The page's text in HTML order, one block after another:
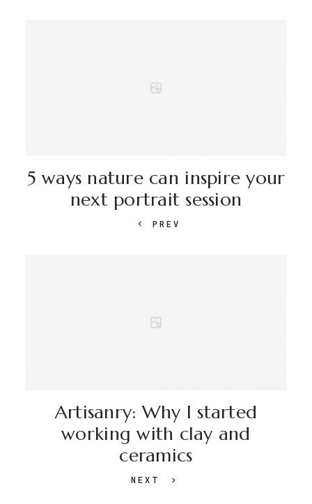
5 ways nature can inspire your
next portrait session
PREV
Artisanry: Why I started
working with clay and
ceramics
NEXT